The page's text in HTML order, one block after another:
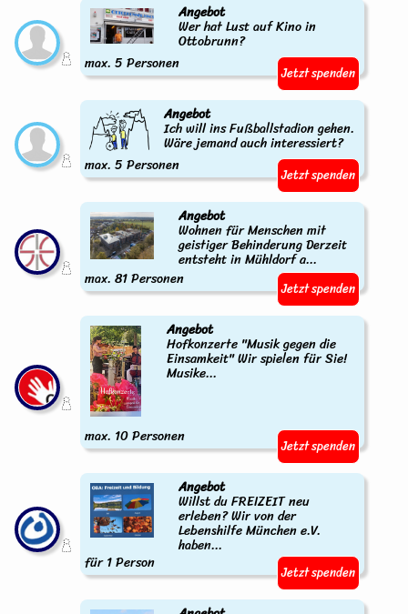
Angebot
Wer hat Lust auf Kino in
Ottobrunn?
max. 5 Personen
Jetzt spenden
Angebot
Ich will ins Fußballstadion gehen.
Wäre jemand auch interessiert?
max. 5 Personen
Jetzt spenden
Angebot
Wohnen für Menschen mit
geistiger Behinderung Derzeit
entsteht in Mühldorf a...
max. 81 Personen
Jetzt spenden
Angebot
Hofkonzerte "Musik gegen die
Einsamkeit" Wir spielen für Sie!
Musike...
max. 10 Personen Jetzt spenden
Angebot
Willst du FREIZEIT neu
erleben? Wir von der
Lebenshilfe München e.V.
haben...
für 1 Person Jetzt spenden